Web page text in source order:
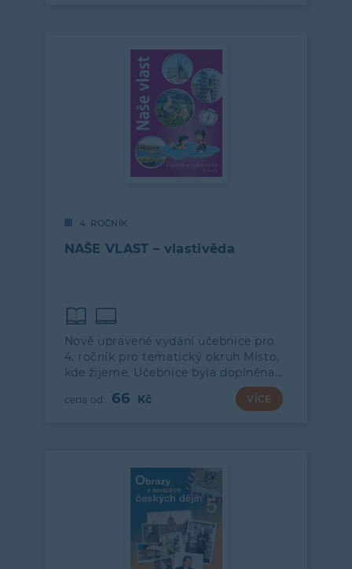
4. ROČNÍK
NAŠE VLAST – vlastivěda
Nově upravené vydání učebnice pro
4. ročník pro tematický okruh Místo,
kde žijeme. Učebnice byla doplněna…
66 VÍCE